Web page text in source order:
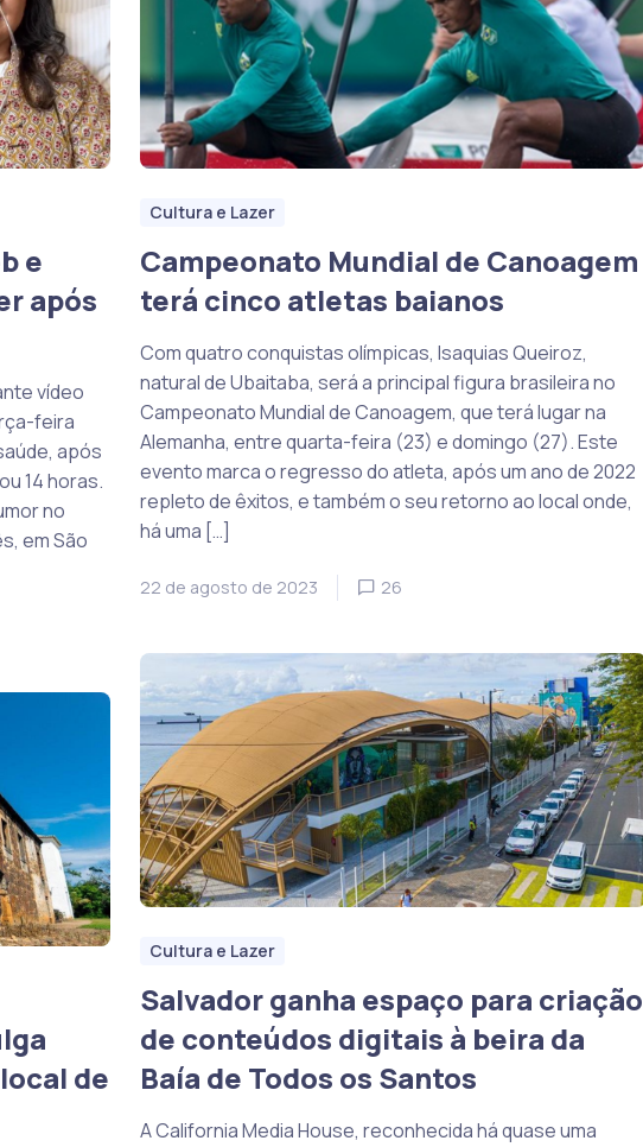
e
após
vídeo
feira
após
14 horas.
no
em São
Cultura e Lazer
Campeonato Mundial de Canoagem
terá cinco atletas baianos
Com quatro conquistas olímpicas, Isaquias Queiroz,
natural de Ubaitaba, será a principal figura brasileira no
Campeonato Mundial de Canoagem, que terá lugar na
Alemanha, entre quarta-feira (23) e domingo (27). Este
evento marca o regresso do atleta, após um ano de 2022
repleto de êxitos, e também o seu retorno ao local onde,
há uma […]
22 de agosto de 2023 26
Cultura e Lazer
Salvador ganha espaço para criação
de conteúdos digitais à beira da
Baía de Todos os Santos
A California Media House, reconhecida há quase uma
de